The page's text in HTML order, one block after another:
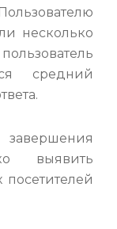
несколько
средний
выявить